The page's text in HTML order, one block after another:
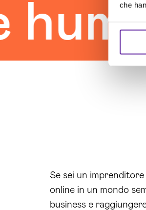
che
Se sei un
online in un mondo
business e